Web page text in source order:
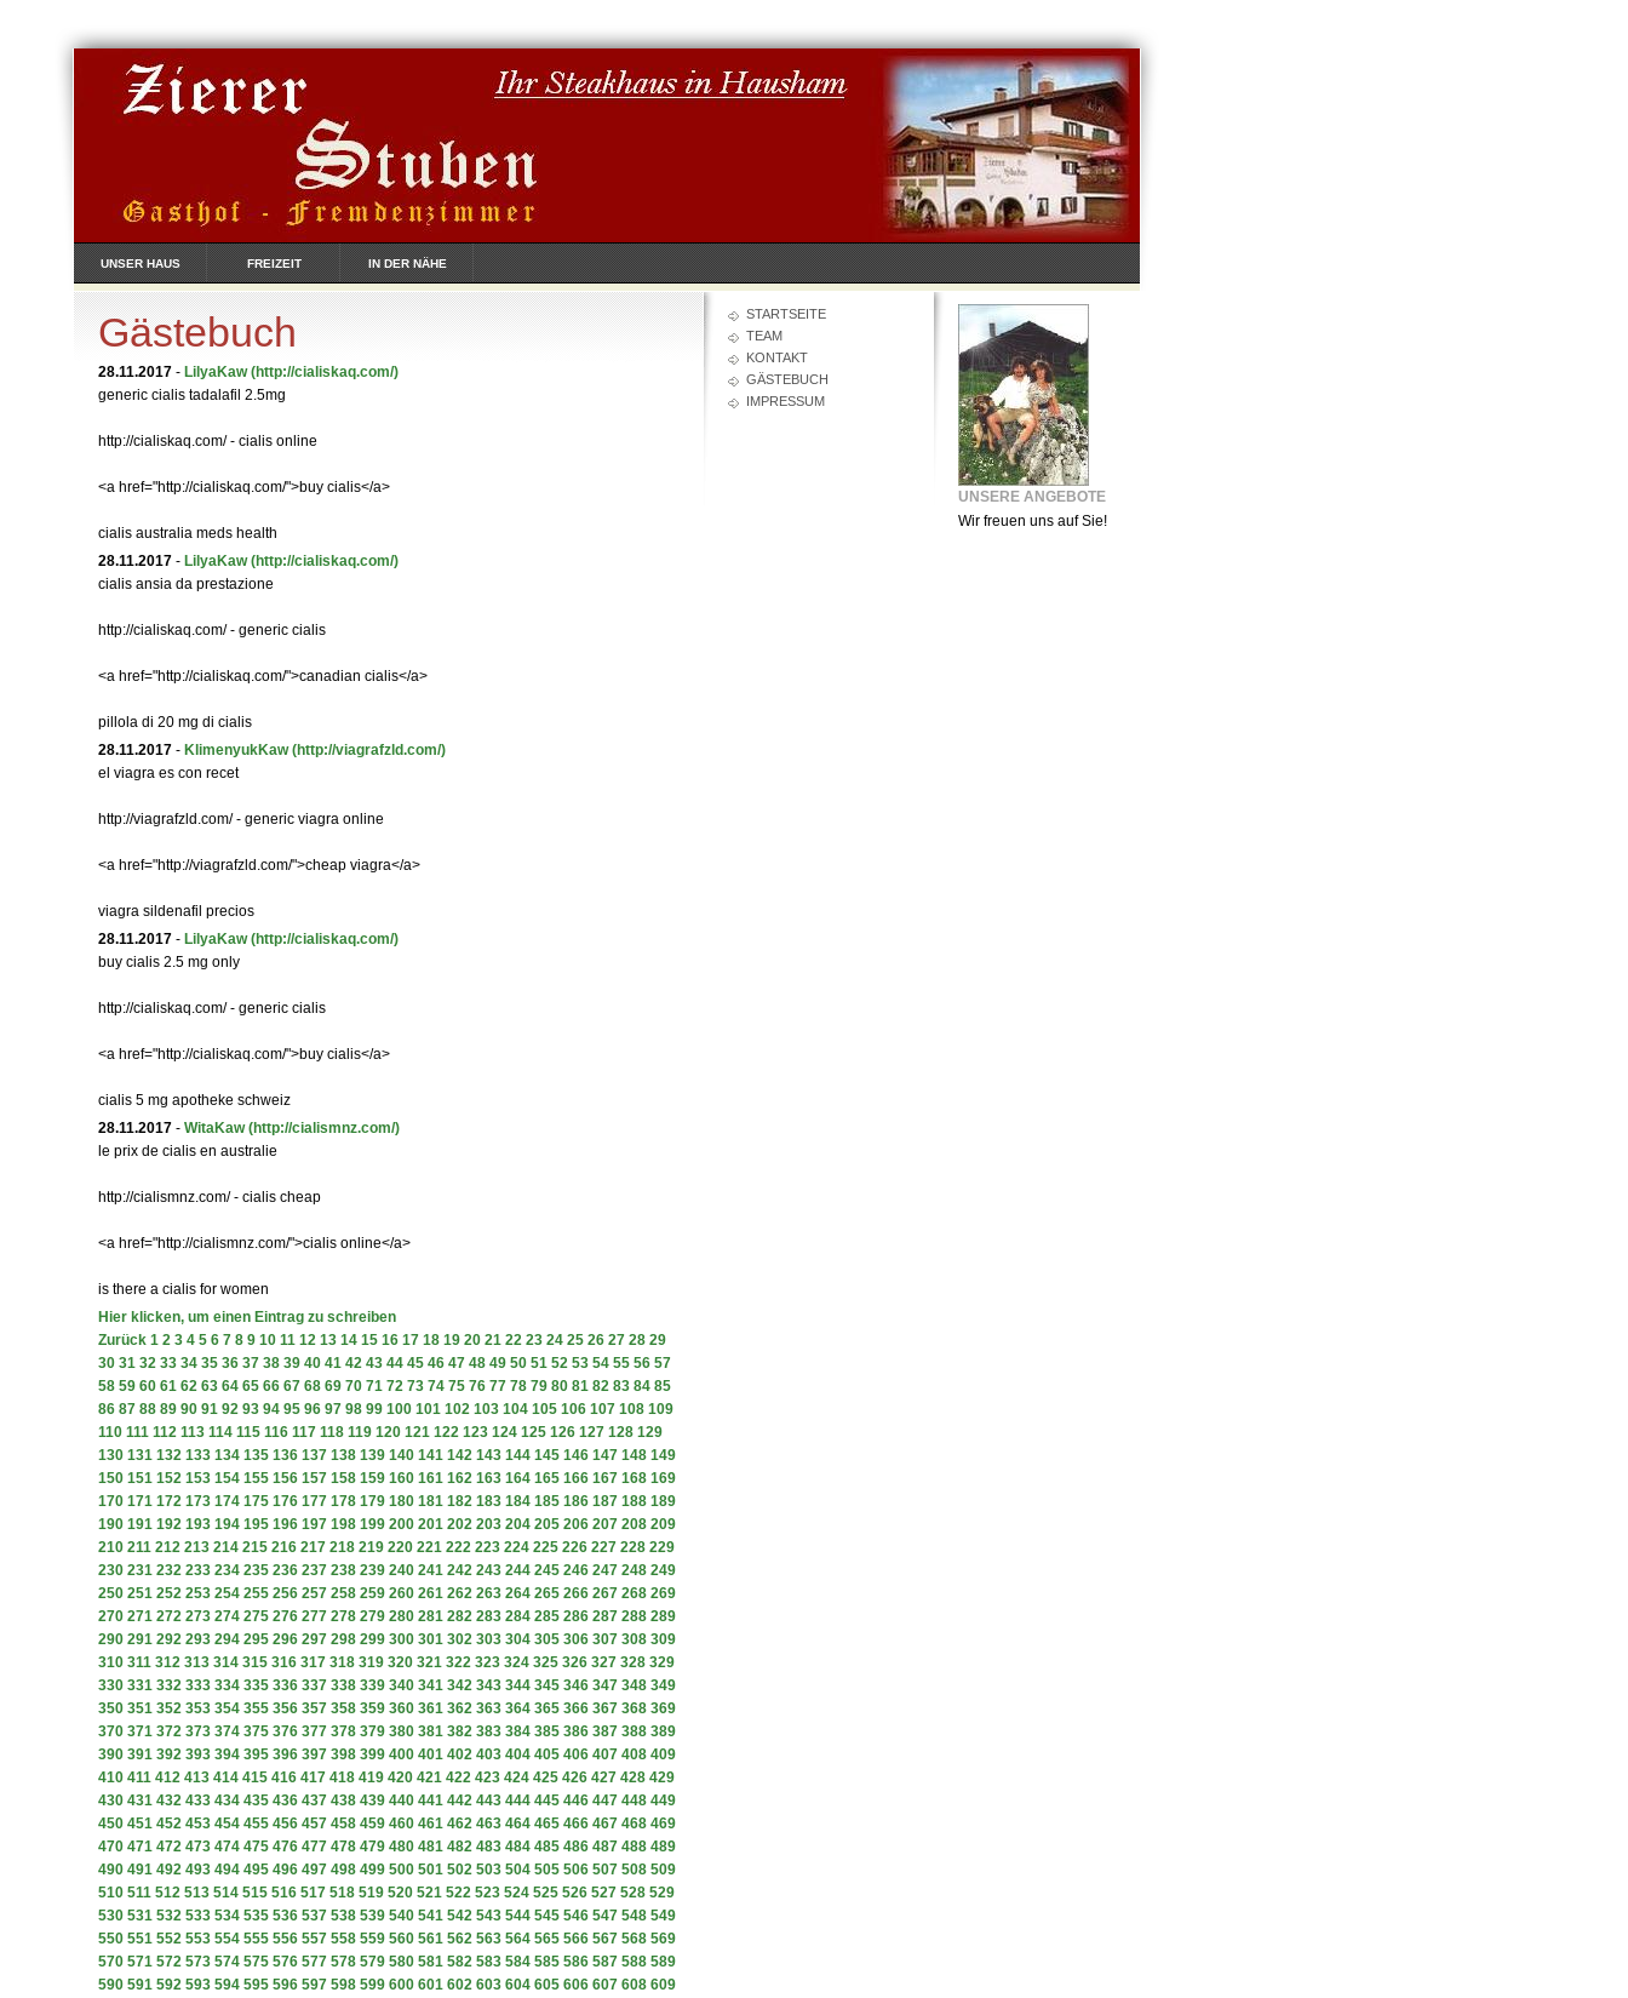
UNSER HAUS FREIZEIT IN DER NÄHE
STARTSEITE
TEAM
KONTAKT
GÄSTEBUCH
IMPRESSUM
Gästebuch
28.11.2017 - LilyaKaw (http://cialiskaq.com/)
generic cialis tadalafil 2.5mg
http://cialiskaq.com/ - cialis online
<a href="http://cialiskaq.com/">buy cialis</a>
cialis australia meds health
28.11.2017 - LilyaKaw (http://cialiskaq.com/)
cialis ansia da prestazione
http://cialiskaq.com/ - generic cialis
<a href="http://cialiskaq.com/">canadian cialis</a>
pillola di 20 mg di cialis
28.11.2017 - KlimenyukKaw (http://viagrafzld.com/)
el viagra es con recet
http://viagrafzld.com/ - generic viagra online
<a href="http://viagrafzld.com/">cheap viagra</a>
viagra sildenafil precios
28.11.2017 - LilyaKaw (http://cialiskaq.com/)
buy cialis 2.5 mg only
http://cialiskaq.com/ - generic cialis
<a href="http://cialiskaq.com/">buy cialis</a>
cialis 5 mg apotheke schweiz
28.11.2017 - WitaKaw (http://cialismnz.com/)
le prix de cialis en australie
http://cialismnz.com/ - cialis cheap
<a href="http://cialismnz.com/">cialis online</a>
is there a cialis for women
Hier klicken, um einen Eintrag zu schreiben
Zurück 1 2 3 4 5 6 7 8 9 10 11 12 13 14 15 16 17 18 19 20 21 22 23 24 25 26 27 28 29
30 31 32 33 34 35 36 37 38 39 40 41 42 43 44 45 46 47 48 49 50 51 52 53 54 55 56 57
58 59 60 61 62 63 64 65 66 67 68 69 70 71 72 73 74 75 76 77 78 79 80 81 82 83 84 85
86 87 88 89 90 91 92 93 94 95 96 97 98 99 100 101 102 103 104 105 106 107 108 109
110 111 112 113 114 115 116 117 118 119 120 121 122 123 124 125 126 127 128 129
130 131 132 133 134 135 136 137 138 139 140 141 142 143 144 145 146 147 148 149
150 151 152 153 154 155 156 157 158 159 160 161 162 163 164 165 166 167 168 169
170 171 172 173 174 175 176 177 178 179 180 181 182 183 184 185 186 187 188 189
190 191 192 193 194 195 196 197 198 199 200 201 202 203 204 205 206 207 208 209
210 211 212 213 214 215 216 217 218 219 220 221 222 223 224 225 226 227 228 229
230 231 232 233 234 235 236 237 238 239 240 241 242 243 244 245 246 247 248 249
250 251 252 253 254 255 256 257 258 259 260 261 262 263 264 265 266 267 268 269
270 271 272 273 274 275 276 277 278 279 280 281 282 283 284 285 286 287 288 289
290 291 292 293 294 295 296 297 298 299 300 301 302 303 304 305 306 307 308 309
310 311 312 313 314 315 316 317 318 319 320 321 322 323 324 325 326 327 328 329
330 331 332 333 334 335 336 337 338 339 340 341 342 343 344 345 346 347 348 349
350 351 352 353 354 355 356 357 358 359 360 361 362 363 364 365 366 367 368 369
370 371 372 373 374 375 376 377 378 379 380 381 382 383 384 385 386 387 388 389
390 391 392 393 394 395 396 397 398 399 400 401 402 403 404 405 406 407 408 409
410 411 412 413 414 415 416 417 418 419 420 421 422 423 424 425 426 427 428 429
430 431 432 433 434 435 436 437 438 439 440 441 442 443 444 445 446 447 448 449
450 451 452 453 454 455 456 457 458 459 460 461 462 463 464 465 466 467 468 469
470 471 472 473 474 475 476 477 478 479 480 481 482 483 484 485 486 487 488 489
490 491 492 493 494 495 496 497 498 499 500 501 502 503 504 505 506 507 508 509
510 511 512 513 514 515 516 517 518 519 520 521 522 523 524 525 526 527 528 529
530 531 532 533 534 535 536 537 538 539 540 541 542 543 544 545 546 547 548 549
550 551 552 553 554 555 556 557 558 559 560 561 562 563 564 565 566 567 568 569
570 571 572 573 574 575 576 577 578 579 580 581 582 583 584 585 586 587 588 589
590 591 592 593 594 595 596 597 598 599 600 601 602 603 604 605 606 607 608 609
UNSERE ANGEBOTE
Wir freuen uns auf Sie!